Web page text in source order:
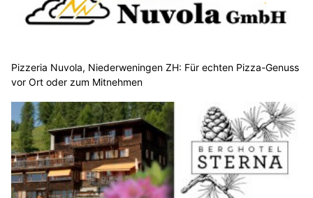
Pizzeria Nuvola, Niederweningen ZH: Für echten Pizza-Genuss
vor Ort oder zum Mitnehmen